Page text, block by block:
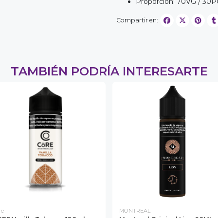
Compartir en:
TAMBIÉN PODRÍA INTERESARTE
MONTREAL